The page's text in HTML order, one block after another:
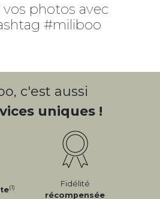
vos photos avec
#miliboo
c'est aussi
uniques !
(1)
Fidélité
récompensée